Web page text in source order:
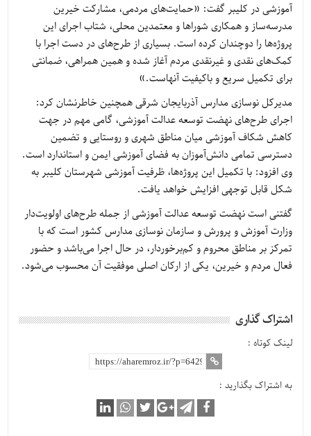
آموزشی در کلیبر گفت: «حمایت‌های مردمی، مشارکت خیرین
مدرسه‌ساز و همکاری شوراها و معتمدین محلی، شتاب اجرای این
پروژه‌ها را دوچندان کرده است. بسیاری از طرح‌های در دست اجرا با
کمک‌های نقدی و غیرنقدی مردم آغاز شده و همین همراهی، ضمانتی
برای تکمیل سریع و باکیفیت آنهاست.»
مدیرکل نوسازی مدارس آذربایجان شرقی همچنین خاطرنشان کرد:
اجرای طرح‌های نهضت توسعه عدالت آموزشی، گامی مهم در جهت
کاهش شکاف آموزشی میان مناطق شهری و روستایی و تضمین
دسترسی تمامی دانش‌آموزان به فضای آموزشی ایمن و استاندارد است.
وی افزود: با تکمیل این پروژه‌ها، ظرفیت آموزشی شهرستان کلیبر به
شکل قابل توجهی افزایش خواهد یافت.
گفتنی است نهضت توسعه عدالت آموزشی از جمله طرح‌های اولویت‌دار
وزارت آموزش و پرورش و سازمان نوسازی مدارس کشور است که با
تمرکز بر مناطق محروم و کم‌برخوردار، در حال اجرا می‌باشد و حضور
فعال مردم و خیرین، یکی از ارکان اصلی موفقیت آن محسوب می‌شود.
اشتراک گذاری
لینک کوتاه :
به اشتراک بگذارید :